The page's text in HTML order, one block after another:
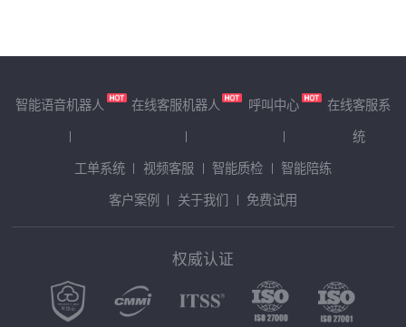
智能语音机器人 在线客服机器人 呼叫中心
在线客服系
统
工单系统
视频客服 智能质检
智能陪练
客户案例
关于我们 免费试用
权威认证